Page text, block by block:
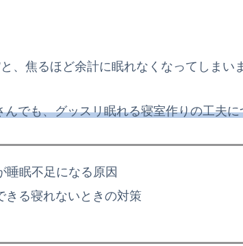
、焦るほど余計に眠れなくなってしまい
んでも、グッスリ眠れる寝室作りの工夫
睡眠不足になる原因
きる寝れないときの対策